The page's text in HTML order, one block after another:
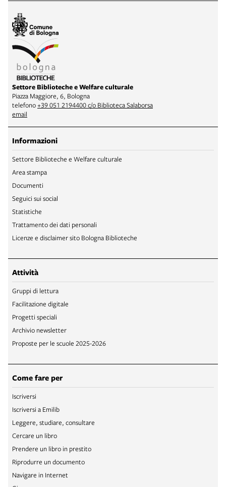
Settore Biblioteche e Welfare culturale
Piazza Maggiore, 6, Bologna
telefono+39 051 2194400 c/o Biblioteca Salaborsa
email
Informazioni
Settore Biblioteche e Welfare culturale
Area stampa
Documenti
Seguici sui social
Statistiche
Trattamento dei dati personali
Licenze e disclaimer sito Bologna Biblioteche
Attività
Gruppi di lettura
Facilitazione digitale
Progetti speciali
Archivio newsletter
Proposte per le scuole 2025-2026
Come fare per
Iscriversi
Iscriversi a Emilib
Leggere, studiare, consultare
Cercare un libro
Prendere un libro in prestito
Riprodurre un documento
Navigare in Internet